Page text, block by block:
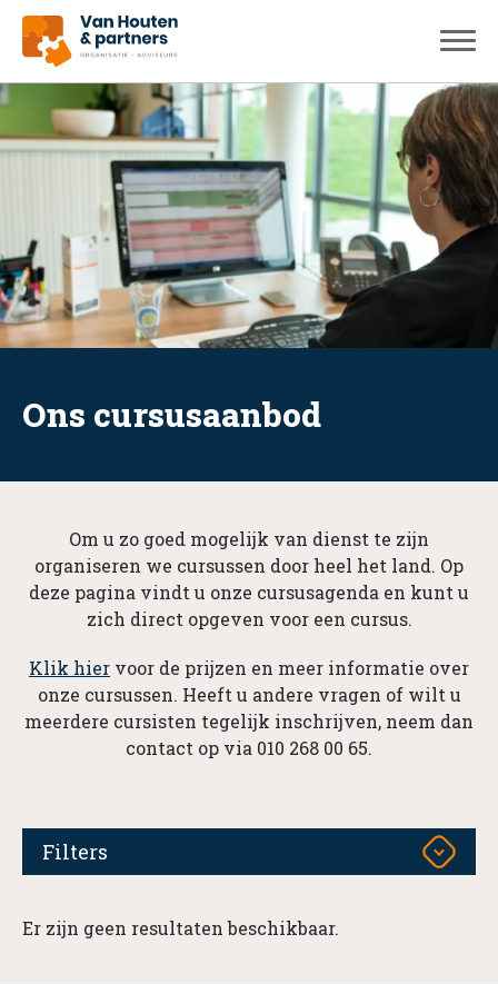
Ons cursusaanbod
Om u zo goed mogelijk van dienst te zijn
organiseren we cursussen door heel het land. Op
deze pagina vindt u onze cursusagenda en kunt u
zich direct opgeven voor een cursus.
Klik hier voor de prijzen en meer informatie over
onze cursussen. Heeft u andere vragen of wilt u
meerdere cursisten tegelijk inschrijven, neem dan
contact op via 010 268 00 65.
Filters
Er zijn geen resultaten beschikbaar.